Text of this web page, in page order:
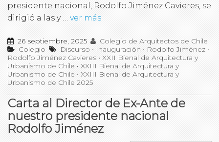
presidente nacional, Rodolfo Jiménez Cavieres, se
dirigió a las y … ver más
26 septiembre, 2025
Colegio de Arquitectos de Chile
Colegio
Discurso • Inauguración • Rodolfo Jiménez •
Rodolfo Jiménez Cavieres • XXII Bienal de Arquitectura y
Urbanismo de Chile • XXIII Bienal de Arquitectura y
Urbanismo de Chile • XXIII Bienal de Arquitectura y
Urbanismo de Chile 2025
Carta al Director de Ex-Ante de
nuestro presidente nacional
Rodolfo Jiménez